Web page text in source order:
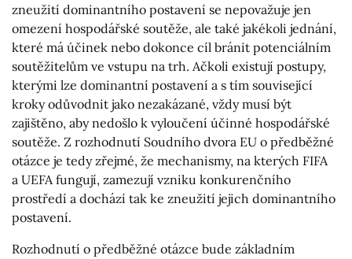
zneužití dominantního postavení se nepovažuje jen
omezení hospodářské soutěže, ale také jakékoli jednání,
které má účinek nebo dokonce cíl bránit potenciálním
soutěžitelům ve vstupu na trh. Ačkoli existují postupy,
kterými lze dominantní postavení a s tím související
kroky odůvodnit jako nezakázané, vždy musí být
zajištěno, aby nedošlo k vyloučení účinné hospodářské
soutěže. Z rozhodnutí Soudního dvora EU o předběžné
otázce je tedy zřejmé, že mechanismy, na kterých FIFA
a UEFA fungují, zamezují vzniku konkurenčního
prostředí a dochází tak ke zneužití jejich dominantního
postavení.
Rozhodnutí o předběžné otázce bude základním